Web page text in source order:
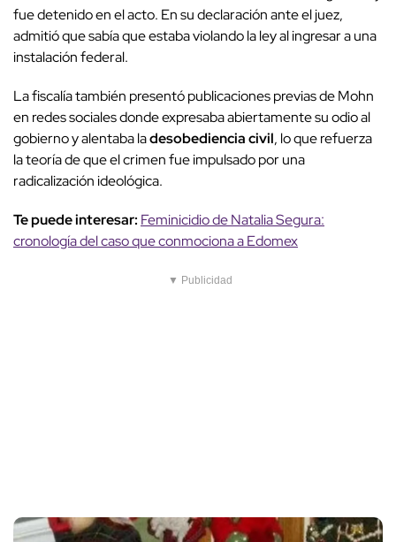
fue detenido en el acto. En su declaración ante el juez,
admitió que sabía que estaba violando la ley al ingresar a una
instalación federal.
La fiscalía también presentó publicaciones previas de Mohn
en redes sociales donde expresaba abiertamente su odio al
gobierno y alentaba ladesobediencia civil, lo que refuerza
la teoría de que el crimen fue impulsado por una
radicalización ideológica.
Te puede interesar: Feminicidio de Natalia Segura:
cronología del caso que conmociona a Edomex
▼ Publicidad